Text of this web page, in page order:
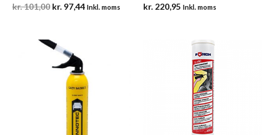
kr.101,00 kr. 97,44 Inkl. moms kr. 220,95 Inkl. moms